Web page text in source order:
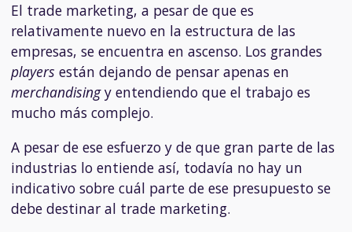
El trade marketing, a pesar de que es
relativamente nuevo en la estructura de las
empresas, se encuentra en ascenso. Los grandes
players están dejando de pensar apenas en
merchandisingy entendiendo que el trabajo es
mucho más complejo.
A pesar de ese esfuerzo y de que gran parte de las
industrias lo entiende así, todavía no hay un
indicativo sobre cuál parte de ese presupuesto se
debe destinar al trade marketing.